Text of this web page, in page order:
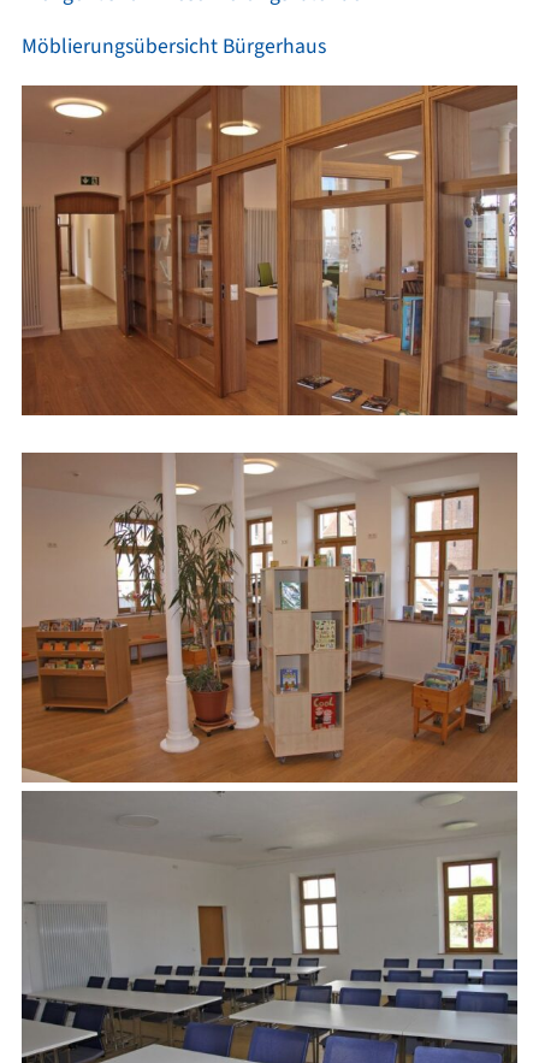
Möblierungsübersicht Bürgerhaus